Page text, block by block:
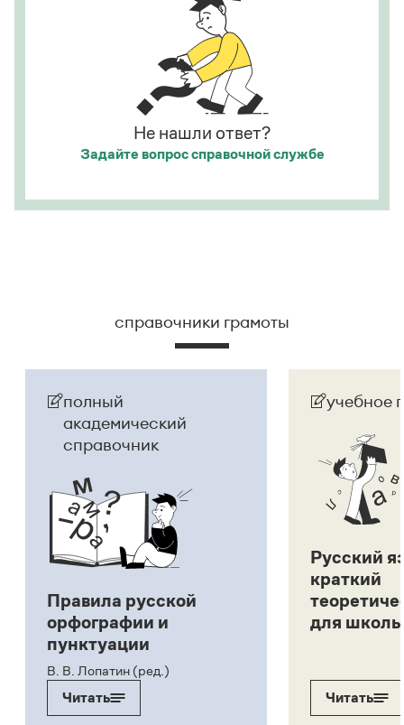
развернут в придаточное предложение:
посмотрела на него, как[смотрят
Не нашли ответ?
Задайте вопроссправочной службе
справочники грамоты
полный
академический
справочник
Правила русской
орфографии и
пунктуации
В. В. Лопатин (ред.)
Читать
учебное
Русский
краткий
для
Читать